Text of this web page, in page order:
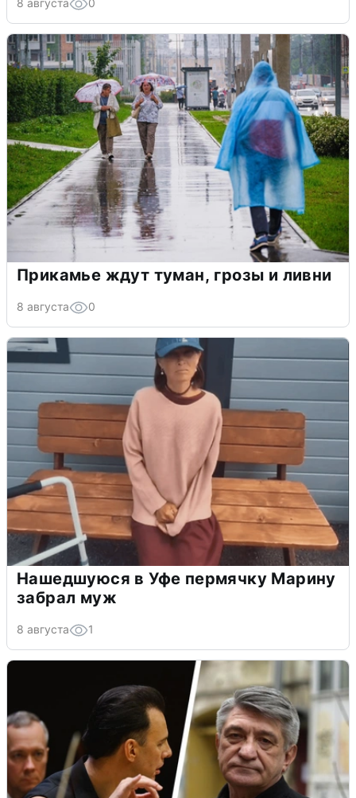
8 августа 0
Прикамье ждут туман, грозы и ливни
8 августа 0
Нашедшуюся в Уфе пермячку Марину
забрал муж
8 августа 1